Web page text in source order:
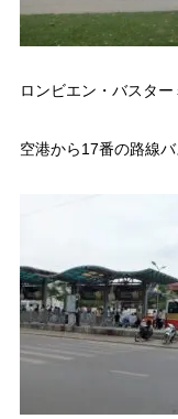
ロンビエン・バスタ
空港から17番の路線バ